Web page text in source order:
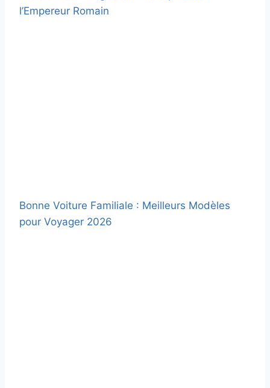
l’Empereur Romain
Bonne Voiture Familiale : Meilleurs Modèles
pour Voyager 2026